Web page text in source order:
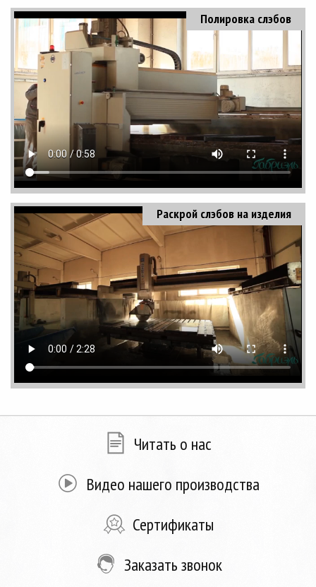
Полировка слэбов
Раскрой слэбов на изделия
Читать о нас
Видео нашего производства
Сертификаты
Заказать звонок